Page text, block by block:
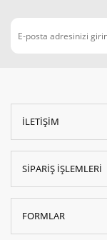
İLETİŞİM
SİPARİŞ İŞLEMLERİ
FORMLAR